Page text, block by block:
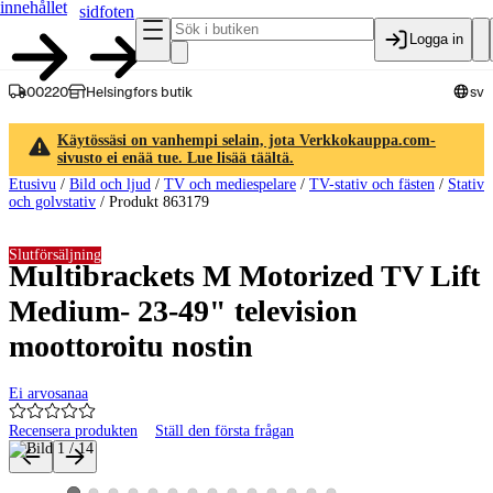
innehållet
sidfoten
Logga in
00220 Helsingfors butik sv
Käytössäsi on vanhempi selain, jota Verkkokauppa.com-
sivusto ei enää tue. Lue lisää täältä.
Etusivu / Bild och ljud / TV och mediespelare / TV-stativ och fästen / Stativ
och golvstativ / Produkt 863179
Multibrackets M Motorized TV Lift
Medium- 23-49" television
moottoroitu nostin
Ei arvosanaa
Recensera produkten Ställ den första frågan
Slutförsäljning
Produktbilder och videor